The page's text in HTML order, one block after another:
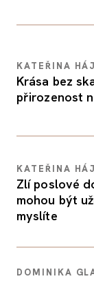
KATEŘINA
Krása bez
přirozenost
KATEŘINA
Zlí poslové
mohou být
myslíte
DOMINIKA